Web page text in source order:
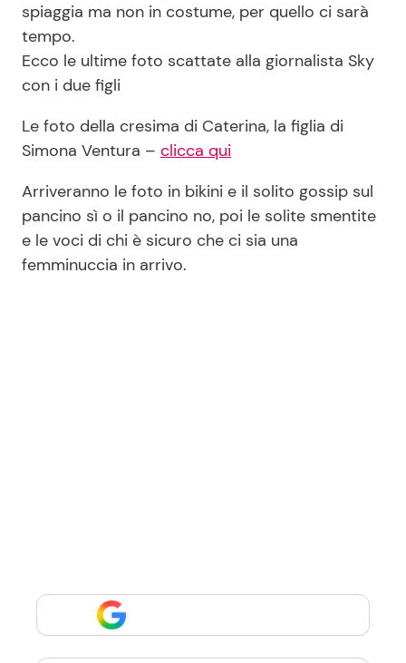
Info
Chi siamo
Disclaimer e Privacy
Redazione
Contattaci
Pubblicità
Privacy Policy
spiaggia ma non in costume, per quello ci sarà
tempo.
Ecco le ultime foto scattate alla giornalista Sky
con i due figli
Le foto della cresima di Caterina, la figlia di
Simona Ventura – clicca qui
Arriveranno le foto in bikini e il solito gossip sul
pancino sì o il pancino no, poi le solite smentite
e le voci di chi è sicuro che ci sia una
femminuccia in arrivo.